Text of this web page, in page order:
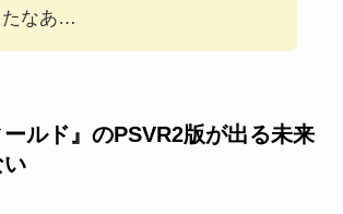
たなあ…
ールド』のPSVR2版が出る未来
い